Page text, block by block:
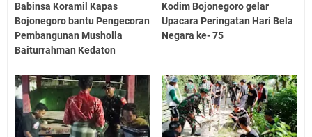
Babinsa Koramil Kapas
Bojonegoro bantu Pengecoran
Pembangunan Musholla
Baiturrahman Kedaton
Kodim Bojonegoro gelar
Upacara Peringatan Hari Bela
Negara ke- 75